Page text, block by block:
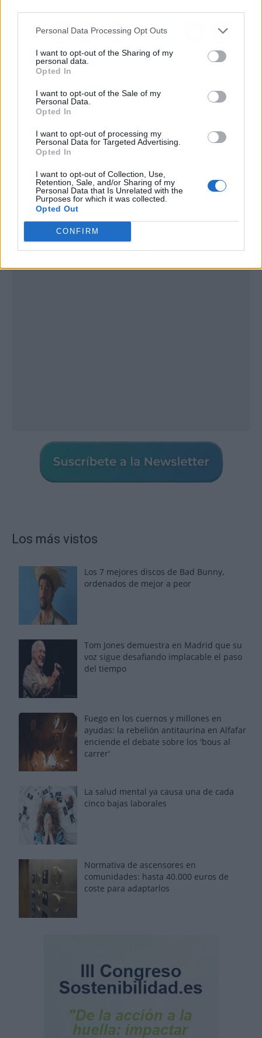
Personal Data Processing Opt Outs
I want to opt-out of the Sharing of my
personal data.
Opted In
I want to opt-out of the Sale of my
Personal Data.
Opted In
I want to opt-out of processing my
Personal Data for Targeted Advertising.
Opted In
I want to opt-out of Collection, Use,
Retention, Sale, and/or Sharing of my
Personal Data that Is Unrelated with the
Purposes for which it was collected.
Opted Out
CONFIRM
Los más vistos
Los 7 mejores discos de Bad Bunny,
ordenados de mejor a peor
Tom Jones demuestra en Madrid que su
voz sigue desafiando implacable el paso
del tiempo
Fuego en los cuernos y millones en
ayudas: la rebelión antitaurina en Alfafar
enciende el debate sobre los 'bous al
carrer'
La salud mental ya causa una de cada
cinco bajas laborales
Normativa de ascensores en
comunidades: hasta 40.000 euros de
coste para adaptarlos